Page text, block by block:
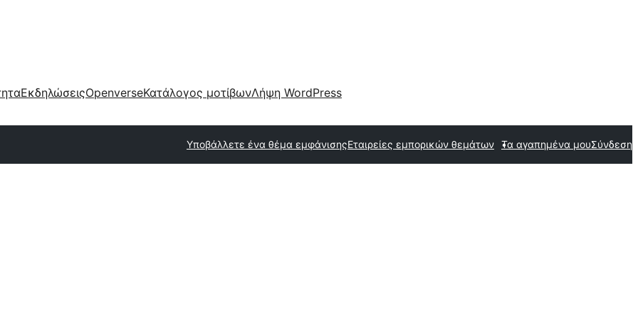
ΕκδηλώσειςOpenverseΚατάλογος μοτίβωνΛήψη WordPress
Υποβάλλετε ένα θέμα εμφάνισηςΕταιρείες εμπορικών θεμάτων Τα αγαπημένα μουΣύνδεση